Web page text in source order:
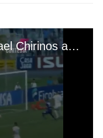
El gol del empate de Michael Chirinos ante el Motagua